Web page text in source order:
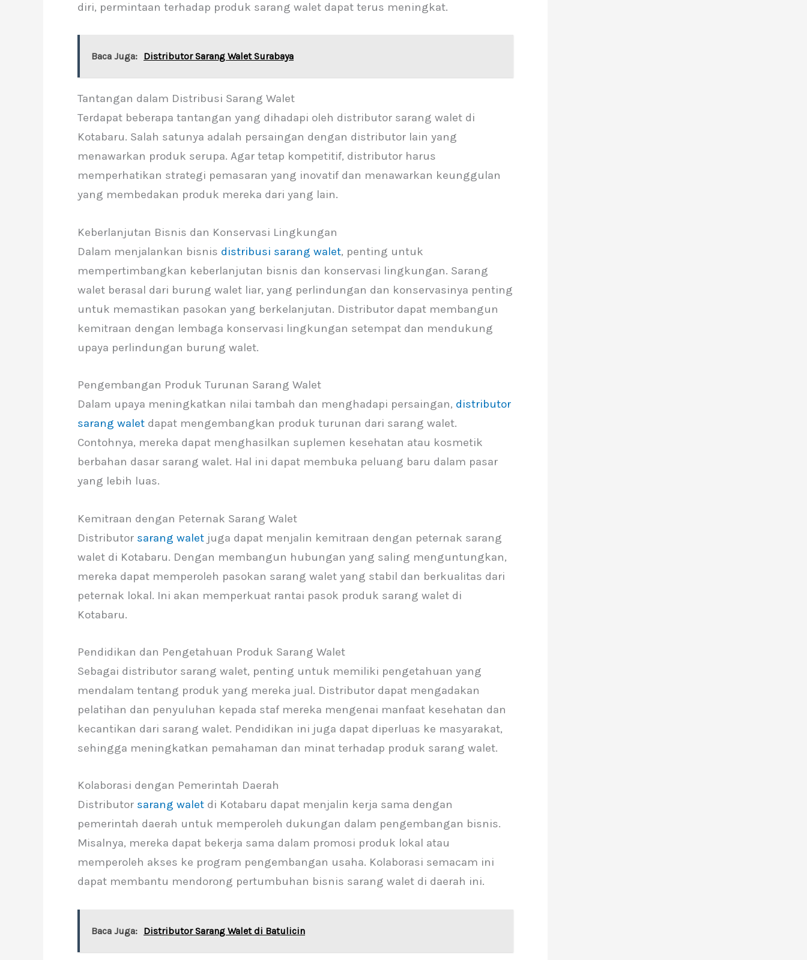
diri, permintaan terhadap produk sarang walet dapat terus meningkat.
Baca Juga: Distributor Sarang Walet Surabaya
Tantangan dalam Distribusi Sarang Walet
Terdapat beberapa tantangan yang dihadapi oleh distributor sarang walet di
Kotabaru. Salah satunya adalah persaingan dengan distributor lain yang
menawarkan produk serupa. Agar tetap kompetitif, distributor harus
memperhatikan strategi pemasaran yang inovatif dan menawarkan keunggulan
yang membedakan produk mereka dari yang lain.
Keberlanjutan Bisnis dan Konservasi Lingkungan
Dalam menjalankan bisnis distribusi sarang walet, penting untuk
mempertimbangkan keberlanjutan bisnis dan konservasi lingkungan. Sarang
walet berasal dari burung walet liar, yang perlindungan dan konservasinya penting
untuk memastikan pasokan yang berkelanjutan. Distributor dapat membangun
kemitraan dengan lembaga konservasi lingkungan setempat dan mendukung
upaya perlindungan burung walet.
Pengembangan Produk Turunan Sarang Walet
Dalam upaya meningkatkan nilai tambah dan menghadapi persaingan, distributor
sarang walet dapat mengembangkan produk turunan dari sarang walet.
Contohnya, mereka dapat menghasilkan suplemen kesehatan atau kosmetik
berbahan dasar sarang walet. Hal ini dapat membuka peluang baru dalam pasar
yang lebih luas.
Kemitraan dengan Peternak Sarang Walet
Distributor sarang walet juga dapat menjalin kemitraan dengan peternak sarang
walet di Kotabaru. Dengan membangun hubungan yang saling menguntungkan,
mereka dapat memperoleh pasokan sarang walet yang stabil dan berkualitas dari
peternak lokal. Ini akan memperkuat rantai pasok produk sarang walet di
Kotabaru.
Pendidikan dan Pengetahuan Produk Sarang Walet
Sebagai distributor sarang walet, penting untuk memiliki pengetahuan yang
mendalam tentang produk yang mereka jual. Distributor dapat mengadakan
pelatihan dan penyuluhan kepada staf mereka mengenai manfaat kesehatan dan
kecantikan dari sarang walet. Pendidikan ini juga dapat diperluas ke masyarakat,
sehingga meningkatkan pemahaman dan minat terhadap produk sarang walet.
Kolaborasi dengan Pemerintah Daerah
Distributor sarang walet di Kotabaru dapat menjalin kerja sama dengan
pemerintah daerah untuk memperoleh dukungan dalam pengembangan bisnis.
Misalnya, mereka dapat bekerja sama dalam promosi produk lokal atau
memperoleh akses ke program pengembangan usaha. Kolaborasi semacam ini
dapat membantu mendorong pertumbuhan bisnis sarang walet di daerah ini.
Baca Juga: Distributor Sarang Walet di Batulicin